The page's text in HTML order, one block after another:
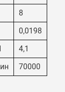
8
0,0198
4,1
70000